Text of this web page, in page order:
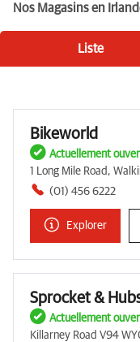
Nos Magasins en
Liste
Bikeworld
Actuellement
1 Long Mile Road,
(01) 456 6222
Explorer
Sprocket &
Actuellement
Killarney Road V94